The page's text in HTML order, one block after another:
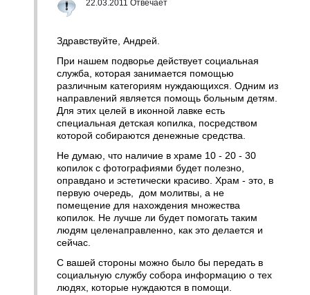
22.03.2011 Отвечает
Здравствуйте, Андрей.
При нашем подворье действует социальная
служба, которая занимается помощью
различным категориям нуждающихся. Одним из
направлений является помощь больным детям.
Для этих целей в иконной лавке есть
специальная детская копилка, посредством
которой собираются денежные средства.
Не думаю, что наличие в храме 10 - 20 - 30
копилок с фотографиями будет полезно,
оправдано и эстетически красиво. Храм - это, в
первую очередь, дом молитвы, а не
помещение для нахождения множества
копилок. Не лучше ли будет помогать таким
людям целенаправленно, как это делается и
сейчас.
С вашей стороны можно было бы передать в
социальную службу собора информацию о тех
людях, которые нуждаются в помощи.